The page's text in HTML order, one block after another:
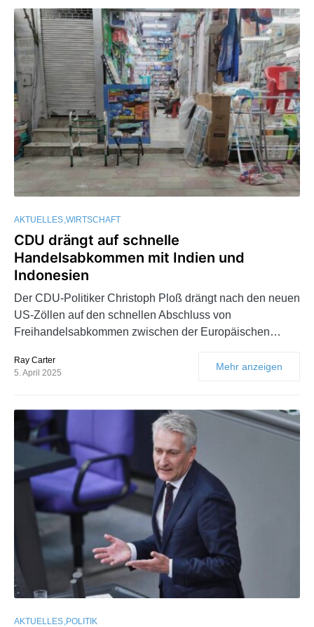
AKTUELLES WIRTSCHAFT
CDU drängt auf schnelle
Handelsabkommen mit Indien und
Indonesien
Der CDU-Politiker Christoph Ploß drängt nach den neuen
US-Zöllen auf den schnellen Abschluss von
Freihandelsabkommen zwischen der Europäischen…
Ray Carter
5. April 2025
Mehr anzeigen
AKTUELLES POLITIK